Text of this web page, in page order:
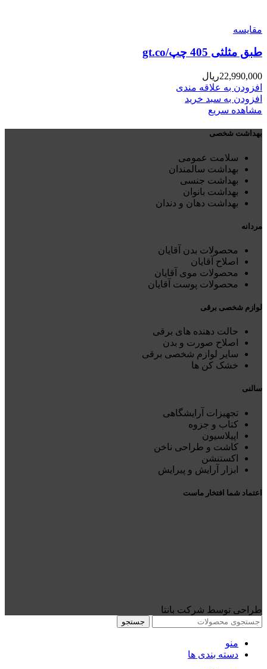
مقایسه
طبق مثلثی 405 چپ/gt.co
22,990,000ریال
افزودن به علاقه مندی
افزودن به سبد خرید
مشاهده سریع
بهداشت شخصی
سلامت عمومی
بهداشت سالمندان
بهداشت جنسی
بهداشت بانوان
بهداشت دهان و دندان
مردانه
محصولات بدن آقایان
اصلاح آقایان
محصولات موی آقایان
محصولات پوست آقایان
لوازم شخصی برقی
حالت دهنده های برقی
اصلاح صورت و بدن
سایر لوازم شخصی برقی
خشک کن ها
سالنی
تجهیزات آرایشگاهی
کتاب و جزوه
اپیلاسیون
کاشت و طراحی ناخن
اکستنشن
ابزار آرایش و پیرایش
اعتماد شما افتخار ماست
طراحی توسط شرکت بانتا
جستجو
منو
دسته بندی ها